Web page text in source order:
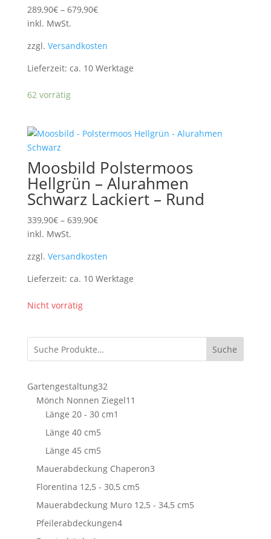
289,90€– 679,90€
inkl. MwSt.
zzgl. Versandkosten
Lieferzeit: ca. 10 Werktage
62 vorrätig
Moosbild Polstermoos
Hellgrün – Alurahmen
Schwarz Lackiert – Rund
339,90€– 639,90€
inkl. MwSt.
zzgl. Versandkosten
Lieferzeit: ca. 10 Werktage
Nicht vorrätig
Suche
Gartengestaltung3232
Produkte
Mönch Nonnen Ziegel11
Länge 20 - 30 cm1
Länge 40 cm55
Produkte
Länge 45 cm55
Produkte
Mauerabdeckung Chaperon33
Florentina 12,5 - 30,5 cm55
Produkte
Mauerabdeckung Muro 12,5 - 34,5 cm55
Pfeilerabdeckungen44